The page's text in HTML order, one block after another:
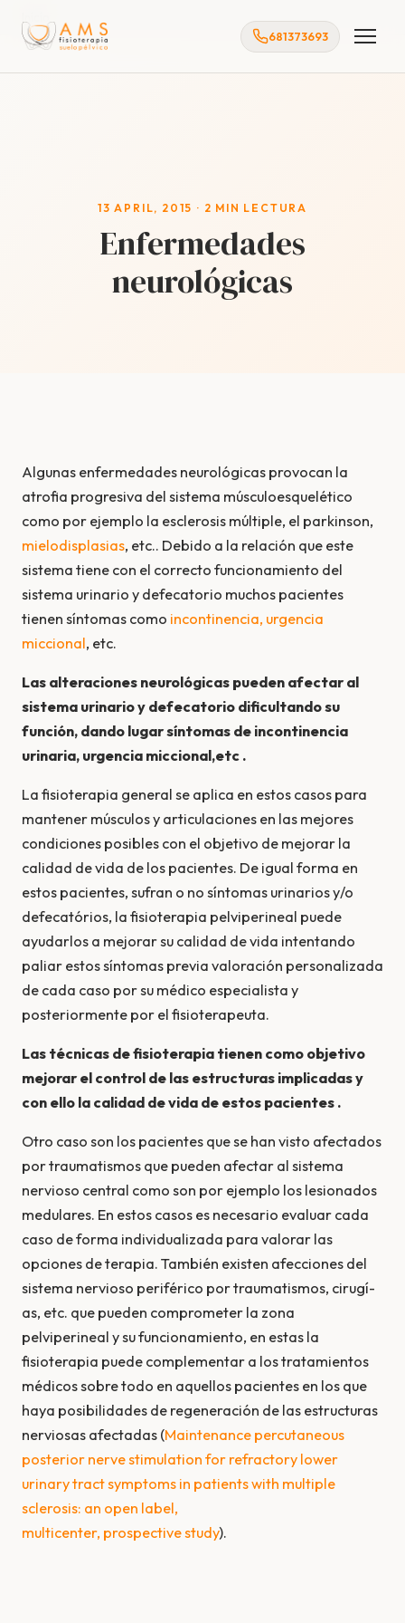
681373693
13 APRIL, 2015 · 2 MIN LECTURA
Enfermedades
neurológicas
Algunas enfermedades neurológicas provocan la
atrofia progresiva del sistema músculoesquelético
como por ejemplo la esclerosis múltiple, el parkinson,
mielodisplasias, etc.. Debido a la relación que este
sistema tiene con el correcto funcionamiento del
sistema urinario y defecatorio muchos pacientes
tienen sí­ntomas como incontinencia, urgencia
miccional, etc.
Las alteraciones neurológicas pueden afectar al
sistema urinario y defecatorio dificultando su
función, dando lugar síntomas de incontinencia
urinaria, urgencia miccional,etc .
La fisioterapia general se aplica en estos casos para
mantener músculos y articulaciones en las mejores
condiciones posibles con el objetivo de mejorar la
calidad de vida de los pacientes. De igual forma en
estos pacientes, sufran o no sí­ntomas urinarios y/o
defecatórios, la fisioterapia pelviperineal puede
ayudarlos a mejorar su calidad de vida intentando
paliar estos sí­ntomas previa valoración personalizada
de cada caso por su médico especialista y
posteriormente por el fisioterapeuta.
Las técnicas de fisioterapia tienen como objetivo
mejorar el control de las estructuras implicadas y
con ello la calidad de vida de estos pacientes .
Otro caso son los pacientes que se han visto afectados
por traumatismos que pueden afectar al sistema
nervioso central como son por ejemplo los lesionados
medulares. En estos casos es necesario evaluar cada
caso de forma individualizada para valorar las
opciones de terapia. También existen afecciones del
sistema nervioso periférico por traumatismos, cirugí­
as, etc. que pueden comprometer la zona
pelviperineal y su funcionamiento, en estas la
fisioterapia puede complementar a los tratamientos
médicos sobre todo en aquellos pacientes en los que
haya posibilidades de regeneración de las estructuras
nerviosas afectadas (Maintenance percutaneous
posterior nerve stimulation for refractory lower
urinary tract symptoms in patients with multiple
sclerosis: an open label,
multicenter, prospectivestudy).